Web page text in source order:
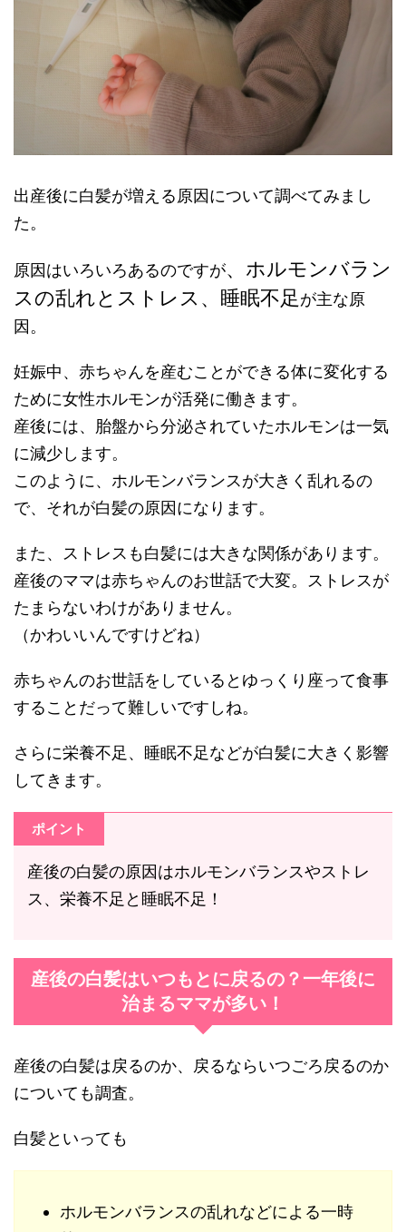
出産後に白髪が増える原因について調べてみまし
た。
原因はいろいろあるのですが、ホルモンバラン
スの乱れとストレス、睡眠不足が主な原
因。
妊娠中、赤ちゃんを産むことができる体に変化する
ために女性ホルモンが活発に働きます。
産後には、胎盤から分泌されていたホルモンは一気
に減少します。
このように、ホルモンバランスが大きく乱れるの
で、それが白髪の原因になります。
また、ストレスも白髪には大きな関係があります。
産後のママは赤ちゃんのお世話で大変。ストレスが
たまらないわけがありません。
（かわいいんですけどね）
赤ちゃんのお世話をしているとゆっくり座って食事
することだって難しいですしね。
さらに栄養不足、睡眠不足などが白髪に大きく影響
してきます。
ポイント
産後の白髪の原因はホルモンバランスやストレ
ス、栄養不足と睡眠不足！
産後の白髪はいつもとに戻るの？一年後に
治まるママが多い！
産後の白髪は戻るのか、戻るならいつごろ戻るのか
についても調査。
白髪といっても
ホルモンバランスの乱れなどによる一時